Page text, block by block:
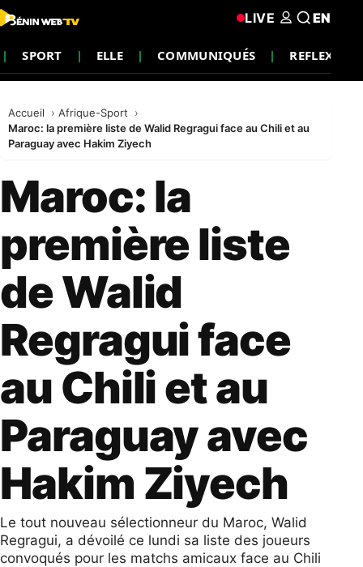
SPORT ELLE COMMUNIQUÉS REFLEXION
LIVE EN
Accueil
Afrique-Sport
Maroc: la première liste de Walid Regragui face au Chili et au
Paraguay avec Hakim Ziyech
Maroc: la
première liste
de Walid
Regragui face
au Chili et au
Paraguay avec
Hakim Ziyech
Le tout nouveau sélectionneur du Maroc, Walid
Regragui, a dévoilé ce lundi sa liste des joueurs
convoqués pour les matchs amicaux face au Chili